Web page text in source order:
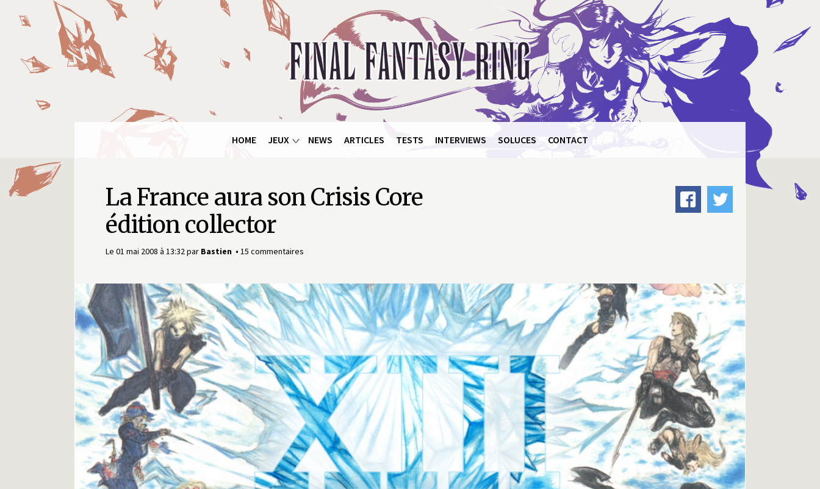
Final
Fantasy
Ring
HOME JEUX NEWS ARTICLES TESTS INTERVIEWS SOLUCES CONTACT
La France aura son Crisis Core
édition collector
Le 01 mai 2008 à 13:32par Bastien 15 commentaires
Panneau de gestion des cookies